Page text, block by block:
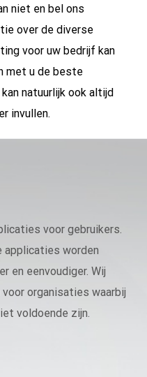
niet en bel ons
over de diverse
voor uw bedrijf kan
met u de beste
natuurlijk ook altijd
invullen.
voor gebruikers.
applicaties worden
en eenvoudiger. Wij
organisaties waarbij
voldoende zijn.